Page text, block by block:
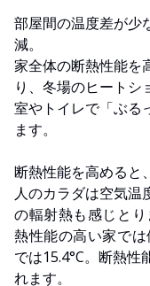
部屋間の温度差が少
減。
家全体の断熱性能を
り、冬場のヒートシ
室やトイレで「ぶる
ます。
断熱性能を高めると
人のカラダは空気温
の輻射熱も感じと
熱性能の高い家で
では15.4°C。断熱
れます。